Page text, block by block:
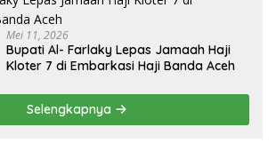
Mei 11, 2026
Bupati Al- Farlaky Lepas Jamaah Haji
Kloter 7 di Embarkasi Haji Banda Aceh
Selengkapnya